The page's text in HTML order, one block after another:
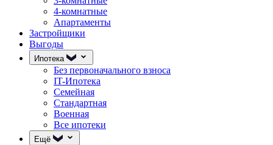
4-комнатные
Апартаменты
Застройщики
Выгоды
Ипотека
Без первоначального взноса
IT-Ипотека
Семейная
Стандартная
Военная
Все ипотеки
Ещё